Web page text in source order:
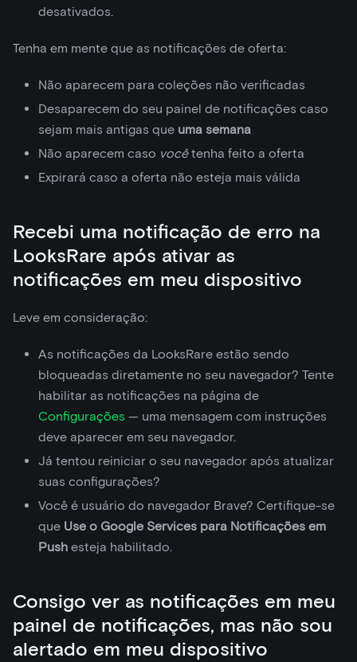
desativados.
Tenha em mente que as notificações de oferta:
Não aparecem para coleções não verificadas
Desaparecem do seu painel de notificações caso
sejam mais antigas que uma semana
Não aparecem caso vocêtenha feito a oferta
Expirará caso a oferta não esteja mais válida
Recebi uma notificação de erro na
LooksRare após ativar as
notificações em meu dispositivo
Leve em consideração:
As notificações da LooksRare estão sendo
bloqueadas diretamente no seu navegador? Tente
habilitar as notificações na página de
Configurações — uma mensagem com instruções
deve aparecer em seu navegador.
Já tentou reiniciar o seu navegador após atualizar
suas configurações?
Você é usuário do navegador Brave? Certifique-se
que Use o Google Services para Notificações em
Push esteja habilitado.
Consigo ver as notificações em meu
painel de notificações, mas não sou
alertado em meu dispositivo